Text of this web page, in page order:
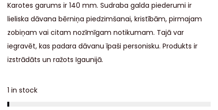
Karotes garums ir 140 mm. Sudraba galda piederumi ir
lieliska dāvana bērniņa piedzimšanai, kristībām, pirmajam
zobiņam vai citam nozīmīgam notikumam. Tajā var
iegravēt, kas padara dāvanu īpaši personisku. Produkts ir
izstrādāts un ražots Igaunijā.
1 in stock